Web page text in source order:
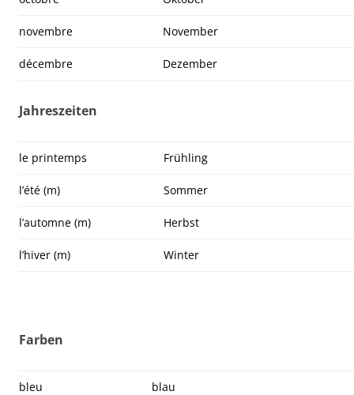
novembre November
décembre Dezember
Jahreszeiten
le printemps Frühling
l’été (m) Sommer
l’automne (m) Herbst
l’hiver (m) Winter
Farben
bleu blau